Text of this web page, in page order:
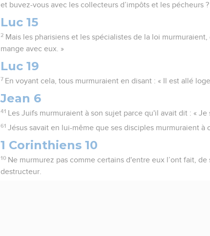
et buvez-vous avec les collecteurs d’impôts et les pécheurs ?
Luc 15
2 Mais les pharisiens et les spécialistes de la loi
mange avec eux. »
Luc 19
7 En voyant cela, tous murmuraient en disant : « Il est allé
Jean 6
41 Les Juifs murmuraient à son sujet parce qu'il avait dit : «
61 Jésus savait en lui-même que ses disciples murmuraient à
1 Corinthiens 10
10 Ne murmurez pas comme certains d'entre eux l’ont fait,
destructeur.